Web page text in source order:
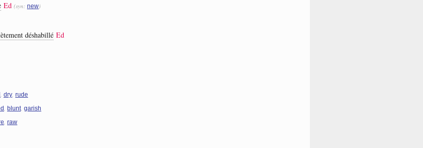
Ed (syn: new)
déshabillé Ed
, dry, rude
, blunt, garish
, raw